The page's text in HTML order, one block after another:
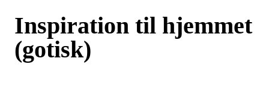
Inspiration til hjemmet
(gotisk)